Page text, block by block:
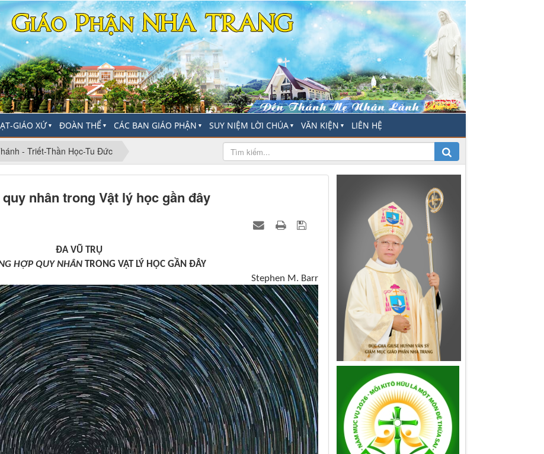
GIÁO XỨ▼ ĐOÀN THỂ ▼ CÁC BAN GIÁO PHẬN ▼ SUY NIỆM LỜI CHÚA ▼ VĂN KIỆN ▼ LIÊN HỆ
- Triết-Thần Học-Tu Đức
nhân trong Vật lý học gần đây
ĐA VŨ TRỤ
HỢP QUY NHÂNTRONG VẬT LÝ HỌC GẦN ĐÂY
Stephen M. Barr